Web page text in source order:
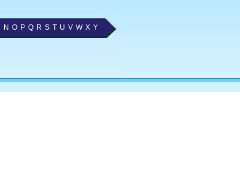
N O P Q R S T U V W X Y